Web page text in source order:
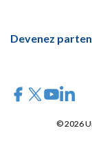
Devenez
© 2026